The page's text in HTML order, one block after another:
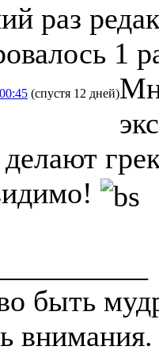
раз
1
(спустя 12 дней)
делают
быть
внимания.